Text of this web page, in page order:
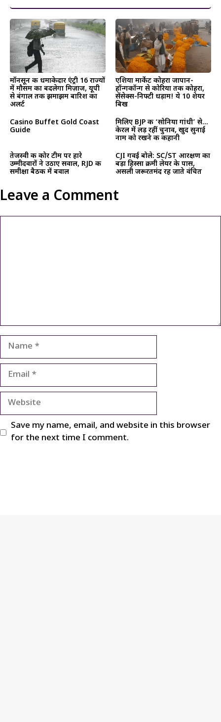
मॉनसून की धमाकेदार एंट्री 16 राज्यों
में मौसम का बदलेगा मिज़ाज, यूपी
से बंगाल तक झमाझम बारिश का
अलर्ट
एशिया मार्केट कोहरा जापान-
हॉन्गकॉन्ग से कोरिया तक कोहरा,
सेंसेक्स-निफ्टी धड़ाम! ये 10 शेयर
बिख
Casino Buffet Gold Coast
Guide
मिलिए BJP की ‘सोनिया गांधी’ से…
केरल में लड़ रहीं चुनाव, खुद सुनाई
नाम को रखने की कहानी
तेजस्वी की कोर टीम पर हारे
उम्मीदवारों ने उठाए सवाल, RJD की
समीक्षा बैठक में बवाल
CJI गवई बोले: SC/ST आरक्षण का
बड़ा हिस्सा क्रीमी लेयर के पास,
असली जरूरतमंद रह जाते वंचित
Leave a Comment
Name
Email
Website
Save my name, email, and website in this browser
for the next time I comment.